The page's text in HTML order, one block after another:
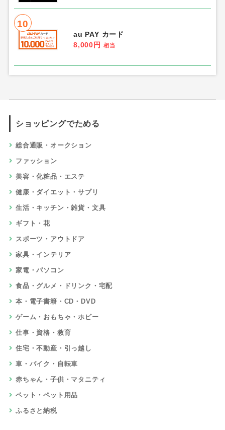
10
au PAY カード
8,000円
相当
ショッピングでためる
総合通販・オークション
ファッション
美容・化粧品・エステ
健康・ダイエット・サプリ
生活・キッチン・雑貨・文具
ギフト・花
スポーツ・アウトドア
家具・インテリア
家電・パソコン
食品・グルメ・ドリンク・宅配
本・電子書籍・CD・DVD
ゲーム・おもちゃ・ホビー
仕事・資格・教育
住宅・不動産・引っ越し
車・バイク・自転車
赤ちゃん・子供・マタニティ
ペット・ペット用品
ふるさと納税